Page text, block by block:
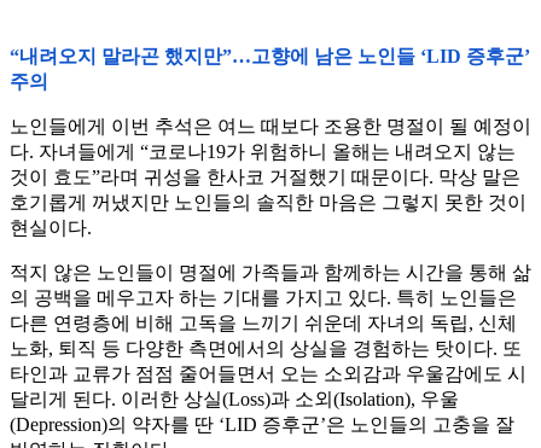
“내려오지 말라곤 했지만”…고향에 남은 노인들 ‘LID 증후군’
주의
노인들에게 이번 추석은 여느 때보다 조용한 명절이 될 예정이
다. 자녀들에게 “코로나19가 위험하니 올해는 내려오지 않는
것이 효도”라며 귀성을 한사코 거절했기 때문이다. 막상 말은
호기롭게 꺼냈지만 노인들의 솔직한 마음은 그렇지 못한 것이
현실이다.
적지 않은 노인들이 명절에 가족들과 함께하는 시간을 통해 삶
의 공백을 메우고자 하는 기대를 가지고 있다. 특히 노인들은
다른 연령층에 비해 고독을 느끼기 쉬운데 자녀의 독립, 신체
노화, 퇴직 등 다양한 측면에서의 상실을 경험하는 탓이다. 또
타인과 교류가 점점 줄어들면서 오는 소외감과 우울감에도 시
달리게 된다. 이러한 상실(Loss)과 소외(Isolation), 우울
(Depression)의 약자를 딴 ‘LID 증후군’은 노인들의 고충을 잘